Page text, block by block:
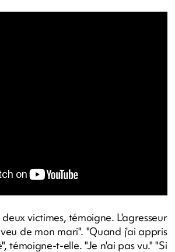
victimes, témoigne. L'agresseur
de mon mari". "Quand j'ai appris
témoigne-t-elle. "Je n'ai pas vu." "Si